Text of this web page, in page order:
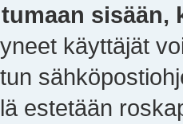
sisään,
käyttäjät
estetään